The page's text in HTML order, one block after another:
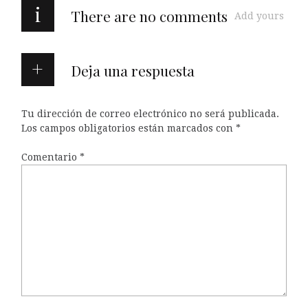
i There are no comments Add yours
Deja una respuesta
Tu dirección de correo electrónico no será publicada.
Los campos obligatorios están marcados con *
Comentario *